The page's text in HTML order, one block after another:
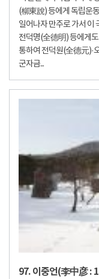
(柳東說) 등에게 독립운
일어나자 만주로 가서 이
전덕명(全德明) 등에게도
통하여 전덕원(全德元)·
군자금...
97. 이중언(李中彦 :